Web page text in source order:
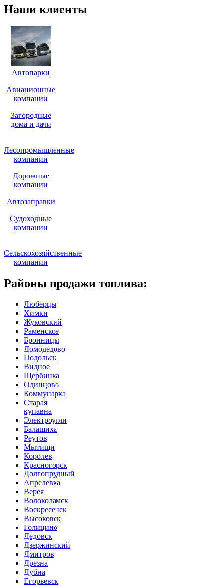
Наши клиенты
Автопарки
Авиационные
компании
Загородные
дома и дачи
Лесопромышленные
компании
Дорожные
компании
Автозаправки
Судоходные
компании
Сельскохозяйственные
компании
Районы продажи топлива:
Люберцы
Химки
Жуковский
Раменское
Бронницы
Домодедово
Подольск
Видное
Щербинка
Одинцово
Коммунарка
Старая
купавна
Электроугли
Балашиха
Реутов
Мытищи
Королев
Красногорск
Долгопрудный
Апрелевка
Верея
Волоколамск
Воскресенск
Высоковск
Голицино
Дедовск
Дзержинский
Дмитров
Дрезна
Дубна
Егорьевск